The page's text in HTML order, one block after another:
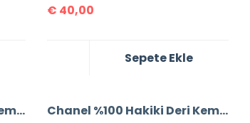
€ 40,00
Sepete Ekle
Chanel %100 Hakiki Deri Kemer Chanel %100 Hakiki Deri Kemer